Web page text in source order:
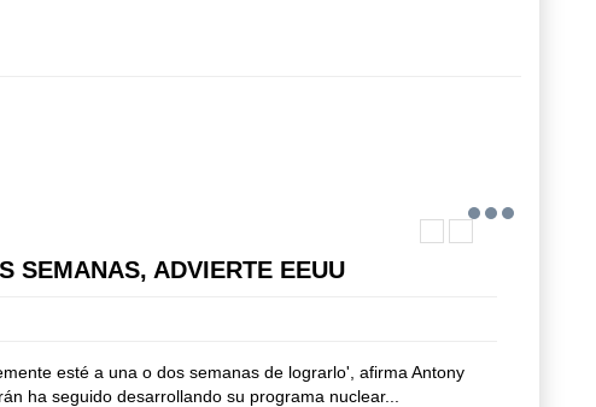
SEMANAS, ADVIERTE EEUU
esté a una o dos semanas de lograrlo', afirma Antony
ha seguido desarrollando su programa nuclear...